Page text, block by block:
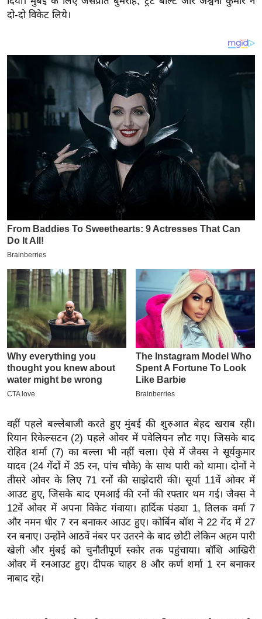
ब
ज
खे
ल
ट
6
क्रा
इ
म
ई
-
पे
प
र
मि
सा
बे
मि
सा
ल
श
ख्सि
य
त
यं
ग
दो-दो विकेट लिये।
वहीं पहले बल्लेबाजी करते हुए मुंबई की शुरुआत बेहद खराब रही।
रियान रिकेल्सटन (2) पहले ओवर में पवेलियन लौट गए। जिसके बाद
रोहित शर्मा (7) का बल्ला भी नहीं चला। ऐसे में जैक्स ने सूर्यकुमार
यादव (24 गेंदों में 35 रन, पांच चौके) के साथ पारी को थामा। दोनों ने
तीसरे ओवर के लिए 71 रनों की साझेदारी की। सूर्या 11वें ओवर में
आउट हुए, जिसके बाद एमआई की रनों की रफ्तार थम गई। जैक्स ने
12वें ओवर में अपना विकेट गंवाया। हार्दिक पंड्या 1, तिलक वर्मा 7
और नमन धीर 7 रन बनाकर आउट हुए। कोर्बिन बॉश ने 22 गेंद में 27
रन बनाए। उन्होंने आठवें नंबर पर उतरने के बाद छोटी लेकिन अहम पारी
खेली और मुंबई को चुनौतीपूर्ण स्कोर तक पहुंचाया। बॉशि आखिरी
ओवर में रनआउट हुए। दीपक चाहर 8 और कर्ण शर्मा 1 रन बनाकर
नाबाद रहे।